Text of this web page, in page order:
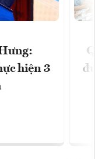
hiện 3
đủ